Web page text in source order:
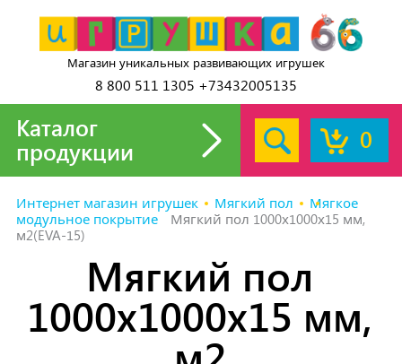
Магазин уникальных развивающих игрушек
8 800 511 1305 +73432005135
0
Каталог
продукции
Интернет магазин игрушек Мягкий пол
Мягкое
модульное покрытие
Мягкий пол 1000х1000х15 мм,
м2(EVA-15)
Мягкий пол
1000х1000х15 мм,